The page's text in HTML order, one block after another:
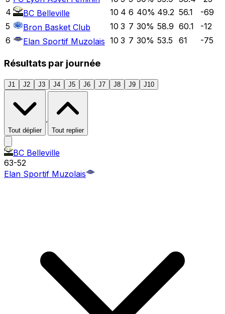
4
BC Belleville 10 4 6 40% 49.2 56.1
-69
5
Bron Basket Club 10 3 7 30% 58.9 60.1
-12
6
Elan Sportif Muzolais 10 3 7 30% 53.5 61 -75
Résultats par journée
J1 J2 J3 J4 J5 J6 J7 J8 J9 J10
Tout déplier
·
Tout replier
BC Belleville
63-52
Elan Sportif Muzolais